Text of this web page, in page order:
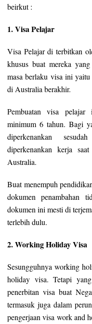
beirkut :
1. Visa Pelajar
Visa Pelajar di terbitkan
khusus buat mereka
masa berlaku visa ini
di Australia berakhir.
Pembuatan visa
minimum 6 tahun. Bagi
diperkenankan
diperkenankan kerja
Australia.
Buat menempuh
dokumen penambahan
dokumen ini mesti di
terlebih dulu.
2. Working Holiday Visa
Sesungguhnya working
holiday visa. Tetapi
penerbitan visa buat
termasuk juga dalam
pengerjaan visa work and